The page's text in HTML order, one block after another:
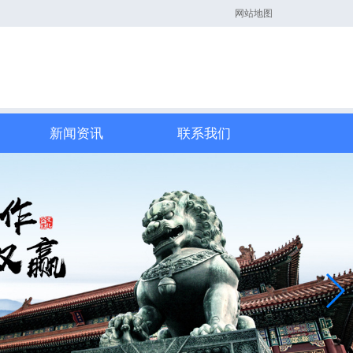
网站地图
新闻资讯 联系我们